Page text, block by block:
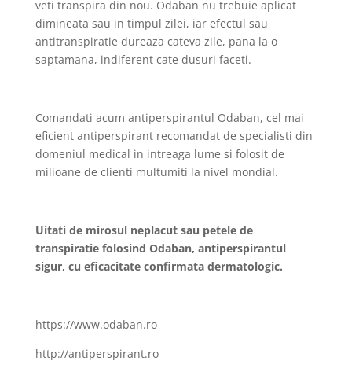
veti transpira din nou. Odaban nu trebuie aplicat
dimineata sau in timpul zilei, iar efectul sau
antitranspiratie dureaza cateva zile, pana la o
saptamana, indiferent cate dusuri faceti.
Comandati acum antiperspirantul Odaban, cel mai
eficient antiperspirant recomandat de specialisti din
domeniul medical in intreaga lume si folosit de
milioane de clienti multumiti la nivel mondial.
Uitati de mirosul neplacut sau petele de
transpiratie folosind Odaban, antiperspirantul
sigur, cu eficacitate confirmata dermatologic.
https://www.odaban.ro
http://antiperspirant.ro